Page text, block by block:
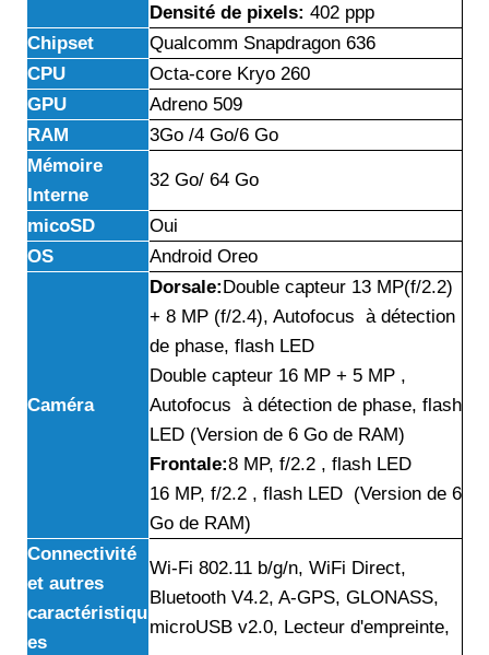
Densité de pixels: 402 ppp
Chipset
Qualcomm Snapdragon 636
CPU
Octa-core Kryo 260
GPU
Adreno 509
RAM
3Go /4 Go/6 Go
Mémoire
Interne
32 Go/ 64 Go
micoSD
Oui
OS
Android Oreo
Caméra
Dorsale: Double capteur 13 MP(f/2.2)
+ 8 MP (f/2.4), Autofocus à détection
de phase, flash LED
Double capteur 16 MP + 5 MP ,
Autofocus à détection de phase, flash
LED (Version de 6 Go de RAM)
Frontale:8 MP, f/2.2 , flash LED
16 MP, f/2.2 , flash LED (Version de 6
Go de RAM)
Connectivité
et autres
caractéristiqu
es
Wi-Fi 802.11 b/g/n, WiFi Direct,
Bluetooth V4.2, A-GPS, GLONASS,
microUSB v2.0, Lecteur d'empreinte,